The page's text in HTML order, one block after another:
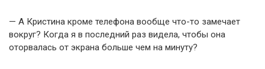
— А Кристина кроме телефона вообще что-то замечает
вокруг? Когда я в последний раз видела, чтобы она
оторвалась от экрана больше чем на минуту?